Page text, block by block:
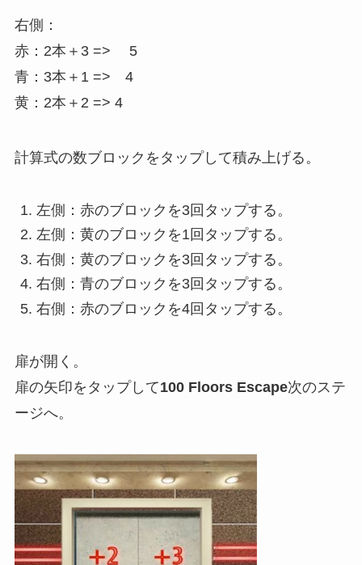
右側：
赤：2本＋3 => 5
青：3本＋1 => 4
黄：2本＋2 => 4
計算式の数ブロックをタップして積み上げる。
左側：赤のブロックを3回タップする。
左側：黄のブロックを1回タップする。
右側：黄のブロックを3回タップする。
右側：青のブロックを3回タップする。
右側：赤のブロックを4回タップする。
扉が開く。
扉の矢印をタップして100 Floors Escape次のステ
ージへ。